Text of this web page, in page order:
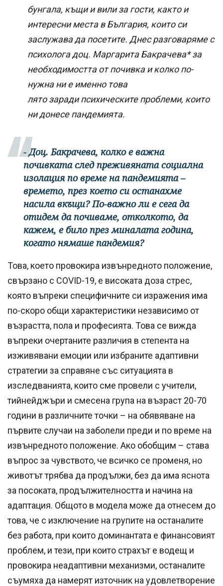
бунгала, къщи и вили за гости, както и
интересни места в България, които си
заслужава да посетите. Днес разговаряме с
психолога доц. Маргарита Бакрачева* за
необходимостта от почивка и колко по-
нужна ни е именно това
лято заради психическите проблеми, които
ни донесе пандемията.
- Доц. Бакрачева, колко е важна
почивката след преживяната социална
изолация по време на пандемията –
времето, през което си останахме
насила вкъщи? По-важно ли е сега да
отидем да почиваме, отколкото, да
кажем, е било през миналата година,
когато нямаше пандемия?
Това, което провокира извънредното положение,
свързано с COVID-19, е високата доза стрес,
която въпреки специфичните си изражения има
по-скоро общи характеристики независимо от
възрастта, пола и професията. Това се вижда
въпреки очертаните различия в степента на
изживявани емоции или избраните адаптивни
стратегии за справяне със ситуацията в
изследванията, които сме провели с учители,
тийнейджъри и смесена група на възраст 20-70
години в различните точки – на обявяване на
първите случаи на заболели преди и по време на
извънредното положение. Ако обобщим – става
въпрос за чувството, че всичко се променя, но
животът трябва да продължи, без да има яснота
за посоката, продължителността и начина на
адаптация. Общото в модела може да отнесем до
това, че с изключение на групите на останалите
без работа, при които доминантата е финансовият
проблем, и тези, при които страхът е водещ и
провокира неадаптивни механизми, останалите
съумяха да намерят източник на удовлетворение